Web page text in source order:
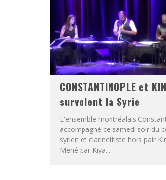
CONSTANTINOPLE et
survolent la Syrie
L'ensemble montréalais
accompagné ce samedi soir du
syrien et clarinettiste hors pair
Mené par Kiya...